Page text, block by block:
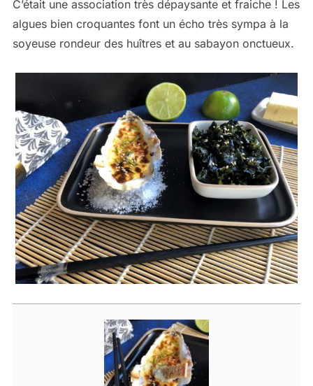
C’était une association très dépaysante et fraiche ! Les
algues bien croquantes font un écho très sympa à la
soyeuse rondeur des huîtres et au sabayon onctueux.